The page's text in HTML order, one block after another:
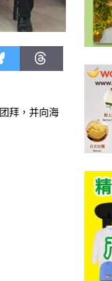
拜，并向海